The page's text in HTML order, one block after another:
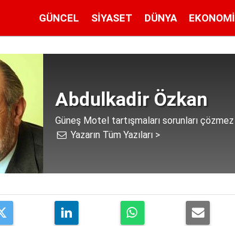
GÜNCEL SIYASET DÜNYA EKONOMI
Abdulkadir Özkan
Güneş Motel tartışmaları sorunları çözmez
Yazarın Tüm Yazıları >